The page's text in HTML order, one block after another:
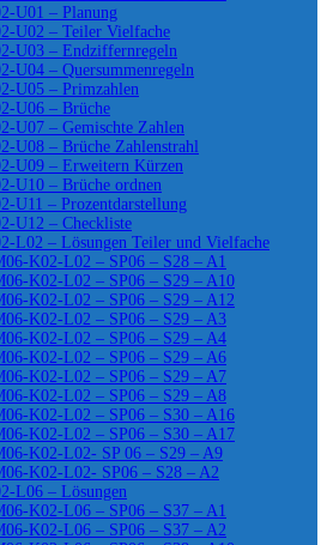
U01 – Planung
U02 – Teiler Vielfache
U03 – Endziffernregeln
U04 – Quersummenregeln
U05 – Primzahlen
U06 – Brüche
U07 – Gemischte Zahlen
U08 – Brüche Zahlenstrahl
U09 – Erweitern Kürzen
U10 – Brüche ordnen
U11 – Prozentdarstellung
U12 – Checkliste
L02 – Lösungen Teiler und Vielfache
K02-L02 – SP06 – S28 – A1
K02-L02 – SP06 – S29 – A10
K02-L02 – SP06 – S29 – A12
K02-L02 – SP06 – S29 – A3
K02-L02 – SP06 – S29 – A4
K02-L02 – SP06 – S29 – A6
K02-L02 – SP06 – S29 – A7
K02-L02 – SP06 – S29 – A8
K02-L02 – SP06 – S30 – A16
K02-L02 – SP06 – S30 – A17
K02-L02- SP 06 – S29 – A9
K02-L02- SP06 – S28 – A2
L06 – Lösungen
K02-L06 – SP06 – S37 – A1
K02-L06 – SP06 – S37 – A2